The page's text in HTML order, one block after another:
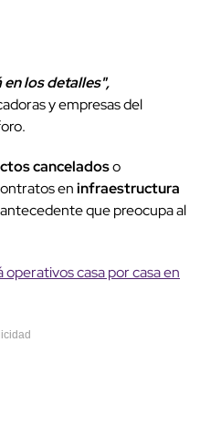
los detalles",
y empresas del
canceladoso
eninfraestructura
que preocupa al
operativos casa por casa en